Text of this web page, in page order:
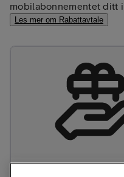
mobilabonnementet ditt i
Les mer om Rabattavtale